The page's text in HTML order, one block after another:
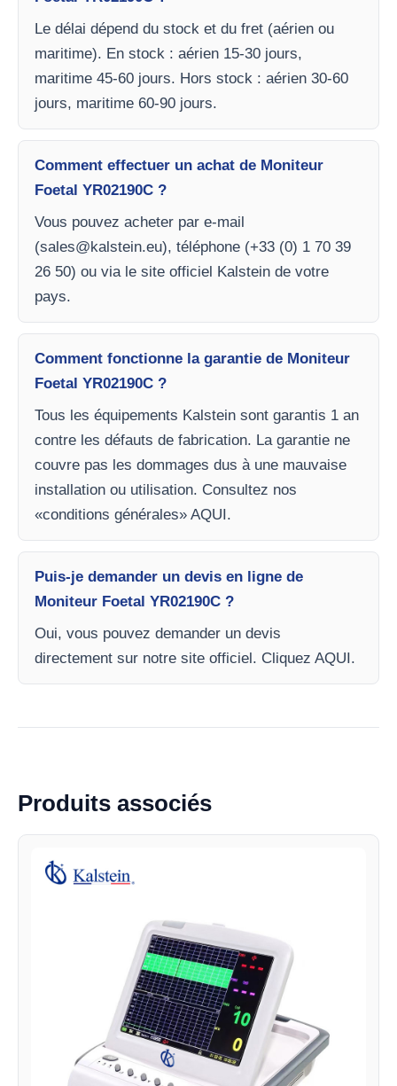
Le délai dépend du stock et du fret (aérien ou
maritime). En stock : aérien 15-30 jours,
maritime 45-60 jours. Hors stock : aérien 30-60
jours, maritime 60-90 jours.
Comment effectuer un achat de Moniteur
Foetal YR02190C ?
Vous pouvez acheter par e-mail
(sales@kalstein.eu), téléphone (+33 (0) 1 70 39
26 50) ou via le site officiel Kalstein de votre
pays.
Comment fonctionne la garantie de Moniteur
Foetal YR02190C ?
Tous les équipements Kalstein sont garantis 1 an
contre les défauts de fabrication. La garantie ne
couvre pas les dommages dus à une mauvaise
installation ou utilisation. Consultez nos
«conditions générales» AQUI.
Puis-je demander un devis en ligne de
Moniteur Foetal YR02190C ?
Oui, vous pouvez demander un devis
directement sur notre site officiel. Cliquez AQUI.
Produits associés